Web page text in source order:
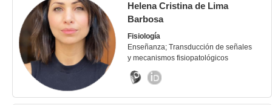
Helena Cristina de Lima
Barbosa
Fisiología
Enseñanza; Transducción de señales
y mecanismos fisiopatológicos